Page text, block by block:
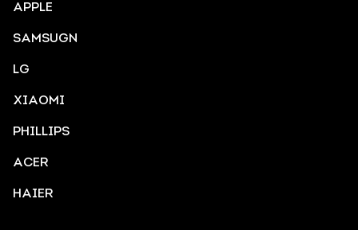
APPLE
SAMSUGN
LG
XIAOMI
PHILLIPS
ACER
HAIER